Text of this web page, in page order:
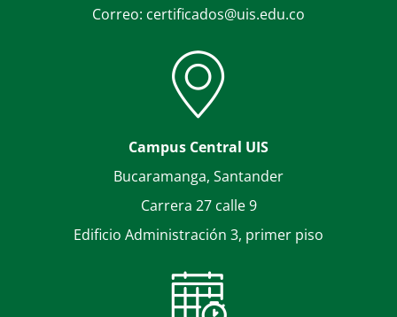
Correo: certificados@uis.edu.co
Campus Central UIS
Bucaramanga, Santander
Carrera 27 calle 9
Edificio Administración 3, primer piso